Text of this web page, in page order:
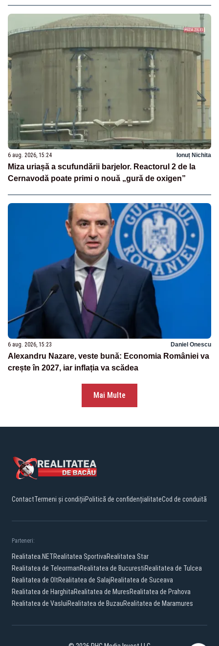
6 aug. 2026, 15:24 Ionuț Nichita
Miza uriașă a scufundării barjelor. Reactorul 2 de la
Cernavodă poate primi o nouă „gură de oxigen”
6 aug. 2026, 15:23 Daniel Onescu
Alexandru Nazare, veste bună: Economia României va
crește în 2027, iar inflația va scădea
Mai Multe
ContactTermeni și condițiiPolitică de confidențialitateCod de conduită
Parteneri:
Realitatea.NETRealitatea SportivaRealitatea Star
Realitatea de TeleormanRealitatea de BucurestiRealitatea de Tulcea
Realitatea de OltRealitatea de SalajRealitatea de Suceava
Realitatea de HarghitaRealitatea de MuresRealitatea de Prahova
Realitatea de VasluiRealitatea de BuzauRealitatea de Maramures